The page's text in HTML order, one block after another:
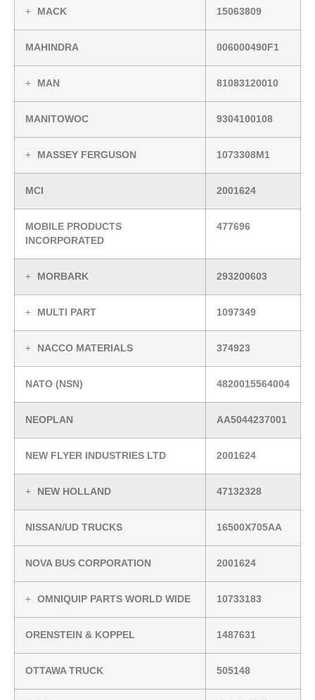
MACK 15063809
MAHINDRA 006000490F1
MAN 81083120010
MANITOWOC 9304100108
MASSEY FERGUSON 1073308M1
MCI 2001624
MOBILE PRODUCTS
INCORPORATED
477696
MORBARK 293200603
MULTI PART 1097349
NACCO MATERIALS 374923
NATO (NSN) 4820015564004
NEOPLAN AA5044237001
NEW FLYER INDUSTRIES LTD 2001624
NEW HOLLAND 47132328
NISSAN/UD TRUCKS 16500X705AA
NOVA BUS CORPORATION 2001624
OMNIQUIP PARTS WORLD WIDE 10733183
ORENSTEIN & KOPPEL 1487631
OTTAWA TRUCK 505148